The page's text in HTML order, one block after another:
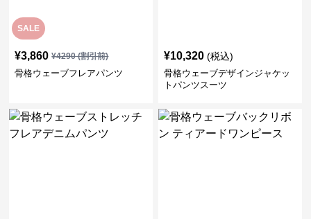
SALE
¥3,860 ¥4290(割引前)
骨格ウェーブフレアパンツ
¥10,320 (税込)
骨格ウェーブデザインジャケッ
トパンツスーツ